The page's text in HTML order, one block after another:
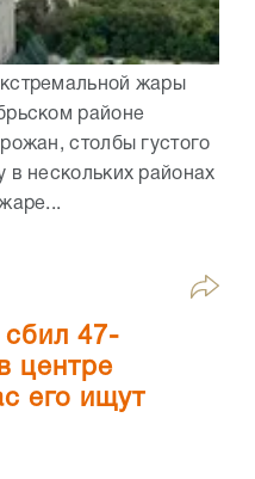
жары
районе
столбы густого
в нескольких районах
47-
центре
его ищут